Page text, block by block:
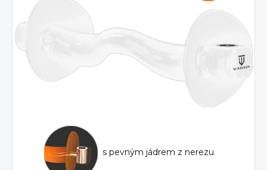
s pevným jádrem z nerezu